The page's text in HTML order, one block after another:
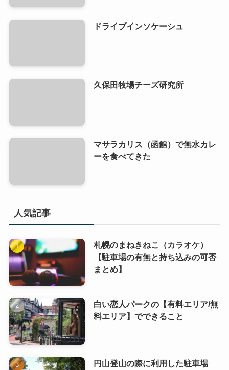
ドライブインソケーシュ
久保田牧場チーズ研究所
マサラカリス（函館）で無水カレ
ーを食べてきた
人気記事
札幌のまねきねこ（カラオケ）
【駐車場の有無と持ち込みの可否
まとめ】
白い恋人パークの【有料エリア/無
料エリア】でできること
円山登山の際に利用した駐車場